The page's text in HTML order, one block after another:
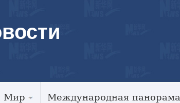
Мир Международная панорама